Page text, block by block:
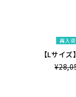
再入荷
【Lサイ